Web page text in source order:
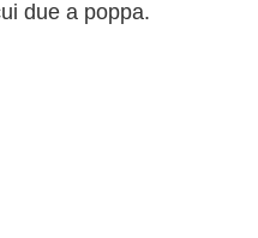
due a poppa.